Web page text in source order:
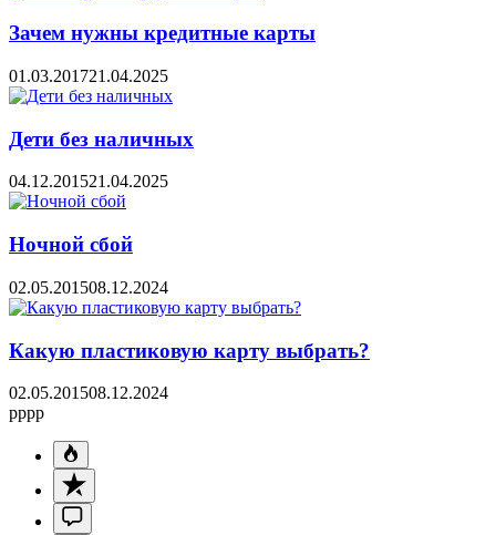
Зачем нужны кредитные карты
01.03.201721.04.2025
Дети без наличных
04.12.201521.04.2025
Ночной сбой
02.05.201508.12.2024
Какую пластиковую карту выбрать?
02.05.201508.12.2024
pppp